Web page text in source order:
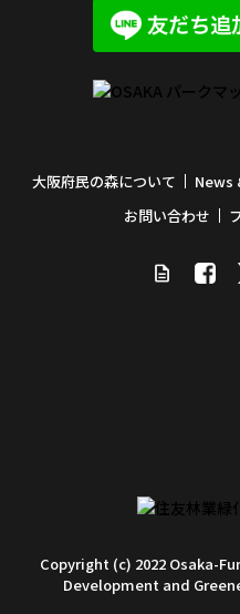
大阪府民の森について News
お問い合わせ
Copyright (c) 2022 Osaka-
Development and